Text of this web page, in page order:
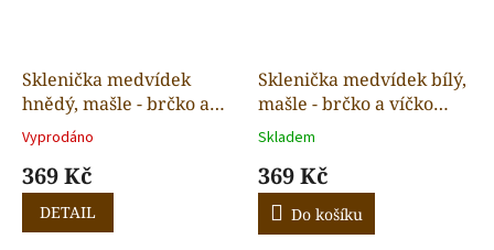
Sklenička medvídek
hnědý, mašle - brčko a
víčko součástí
Vyprodáno
369 Kč
DETAIL
Sklenička medvídek bílý,
mašle - brčko a víčko
součástí
Skladem
369 Kč
Do košíku